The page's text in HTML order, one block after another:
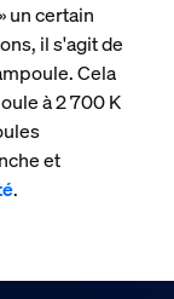
un certain
il s'agit de
Cela
à 2 700 K
et
.